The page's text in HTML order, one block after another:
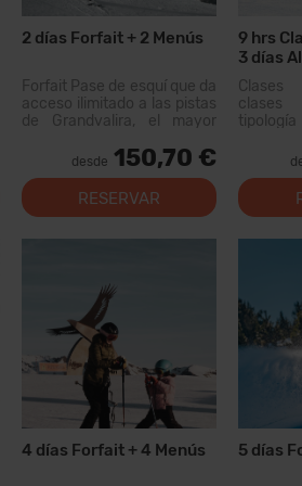
2 días Forfait + 2 Menús
Forfait Pase de esquí que da
acceso ilimitado a las pistas
de Grandvalira, el mayor
Pirineos. Con este forfait
podrás recorrer más de 200
km de pistas, con opciones
para todos los niveles,
desde 150,70 €
RESERVAR
9 hrs
3 días
clases
otras
un
día...
4 días Forfait + 4 Menús 5 días